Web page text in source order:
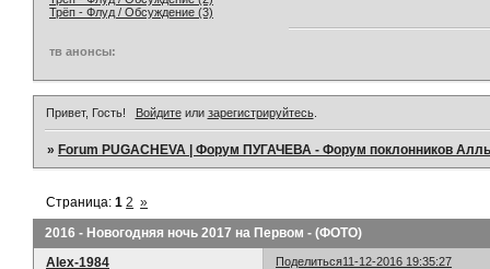
Трёп - Флуд / Обсуждение (3)
тв анонсы:
Привет, Гость! Войдитеили зарегистрируйтесь.
»Forum PUGACHEVA | Форум ПУГАЧЕВА - Форум поклонников
2016 - Новогодняя ночь 2017 на Первом - (ФОТО)
Страница:1 2 »
Поделиться11-12-2016 19:35:27
Alex-1984